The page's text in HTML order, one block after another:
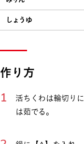
しょうゆ
作り方
活ちくわは輪切り
は茹でる。